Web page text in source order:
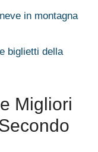
in montagna
biglietti della
Migliori